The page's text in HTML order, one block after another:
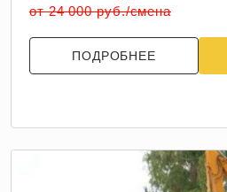
от 24 000 руб./смена
ПОДРОБНЕЕ